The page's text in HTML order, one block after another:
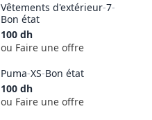
Vêtements d'extérieur-7-
Bon état
100 dh
ou Faire une offre
Puma-XS-Bon état
100 dh
ou Faire une offre